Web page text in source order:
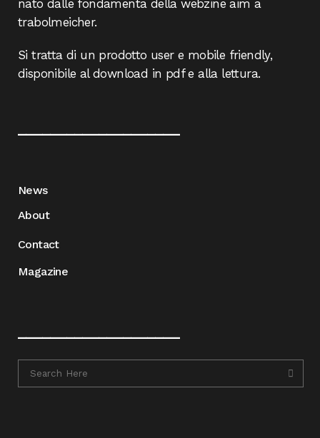
nato dalle fondamenta della webzine aim a
trabolmeicher.
Si tratta di un prodotto user e mobile friendly,
disponibile al download in pdf e alla lettura.
News
About
Contact
Magazine